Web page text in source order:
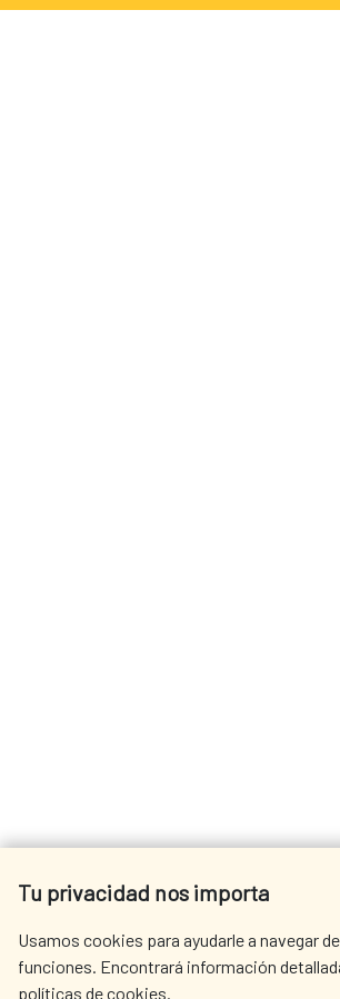
Tu privacidad nos importa
Usamos cookies para ayudarle a navegar
funciones. Encontrará información
políticas de cookies.